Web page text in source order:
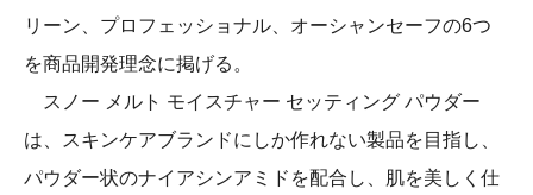
リーン、プロフェッショナル、オーシャンセーフの6つ
を商品開発理念に掲げる。
スノー メルト モイスチャー セッティング パウダー
は、スキンケアブランドにしか作れない製品を目指し、
パウダー状のナイアシンアミドを配合し、肌を美しく仕